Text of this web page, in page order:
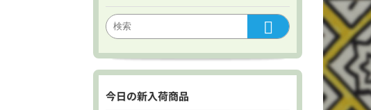
今日の新入荷商品